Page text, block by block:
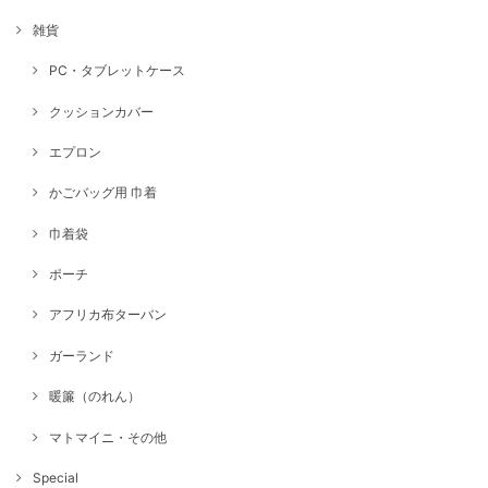
雑貨
PC・タブレットケース
クッションカバー
エプロン
かごバッグ用 巾着
巾着袋
ポーチ
アフリカ布ターバン
ガーランド
暖簾（のれん）
マトマイニ・その他
Special